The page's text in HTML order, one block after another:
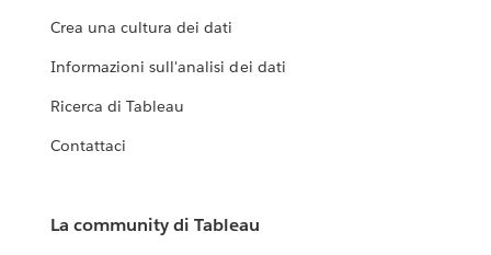
Crea una cultura dei dati
Informazioni sull'analisi dei dati
Ricerca di Tableau
Contattaci
La community di Tableau